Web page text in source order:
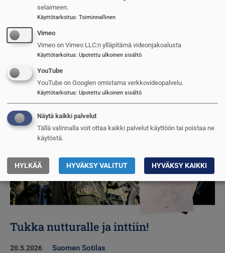
Lasit silmille ja panssari vauhtiin
20.5.2026 Suomen Sotilas
Tukka nutturalle ja inttiin!
20.5.2026 Suomen Sotilas
selaimeen.
Käyttötarkoitus: Toiminnallinen
Vimeo
Vimeo on Vimeo LLC:n ylläpitämä videonjakoalusta
Käyttötarkoitus: Upotettu ulkoinen sisältö
YouTube
YouTube on Googlen omistama verkkovideopalvelu.
Käyttötarkoitus: Upotettu ulkoinen sisältö
Näytä kaikki palvelut
Tällä valinnalla voit ottaa kaikki palvelut käyttöön tai poistaa ne
käytöstä.
HYLKÄÄ HYVÄKSY VALITUT HYVÄKSY KAIKKI